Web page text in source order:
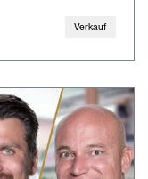
Verkauf